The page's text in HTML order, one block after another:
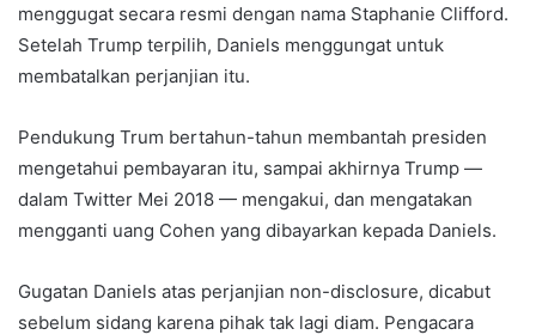
menggugat secara resmi dengan nama Staphanie Clifford.
Setelah Trump terpilih, Daniels menggungat untuk
membatalkan perjanjian itu.
Pendukung Trum bertahun-tahun membantah presiden
mengetahui pembayaran itu, sampai akhirnya Trump —
dalam Twitter Mei 2018 — mengakui, dan mengatakan
mengganti uang Cohen yang dibayarkan kepada Daniels.
Gugatan Daniels atas perjanjian non-disclosure, dicabut
sebelum sidang karena pihak tak lagi diam. Pengacara